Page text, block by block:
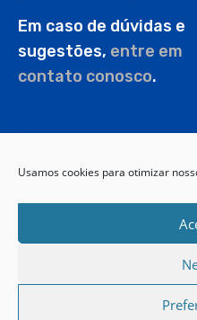
Usamos cookies para otimizar
Em caso de dúvidas e
sugestões, entre em
contato conosco.